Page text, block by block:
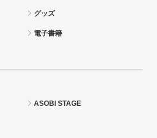
グッズ
電子書籍
ASOBI STAGE